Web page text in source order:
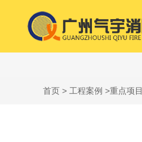
首页 > 工程案例 >重点项目